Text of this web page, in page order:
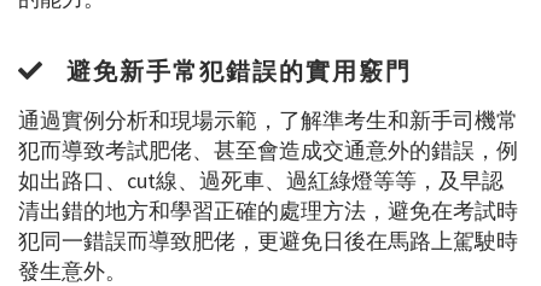
避免新手常犯錯誤的實用竅門
通過實例分析和現場示範，了解準考生和新手司機常
犯而導致考試肥佬、甚至會造成交通意外的錯誤，例
如出路口、cut線、過死車、過紅綠燈等等，及早認
清出錯的地方和學習正確的處理方法，避免在考試時
犯同一錯誤而導致肥佬，更避免日後在馬路上駕駛時
發生意外。